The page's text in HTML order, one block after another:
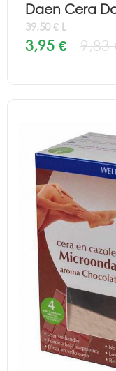
Daen Cera
39,50 € L
3,95 € 9,83